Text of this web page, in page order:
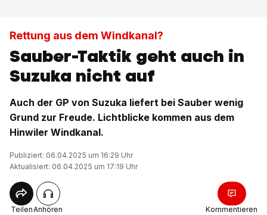
Rettung aus dem Windkanal?
Sauber-Taktik geht auch in
Suzuka nicht auf
Auch der GP von Suzuka liefert bei Sauber wenig
Grund zur Freude. Lichtblicke kommen aus dem
Hinwiler Windkanal.
Publiziert: 06.04.2025 um 16:29 Uhr
Aktualisiert: 06.04.2025 um 17:19 Uhr
TeilenAnhören Kommentieren